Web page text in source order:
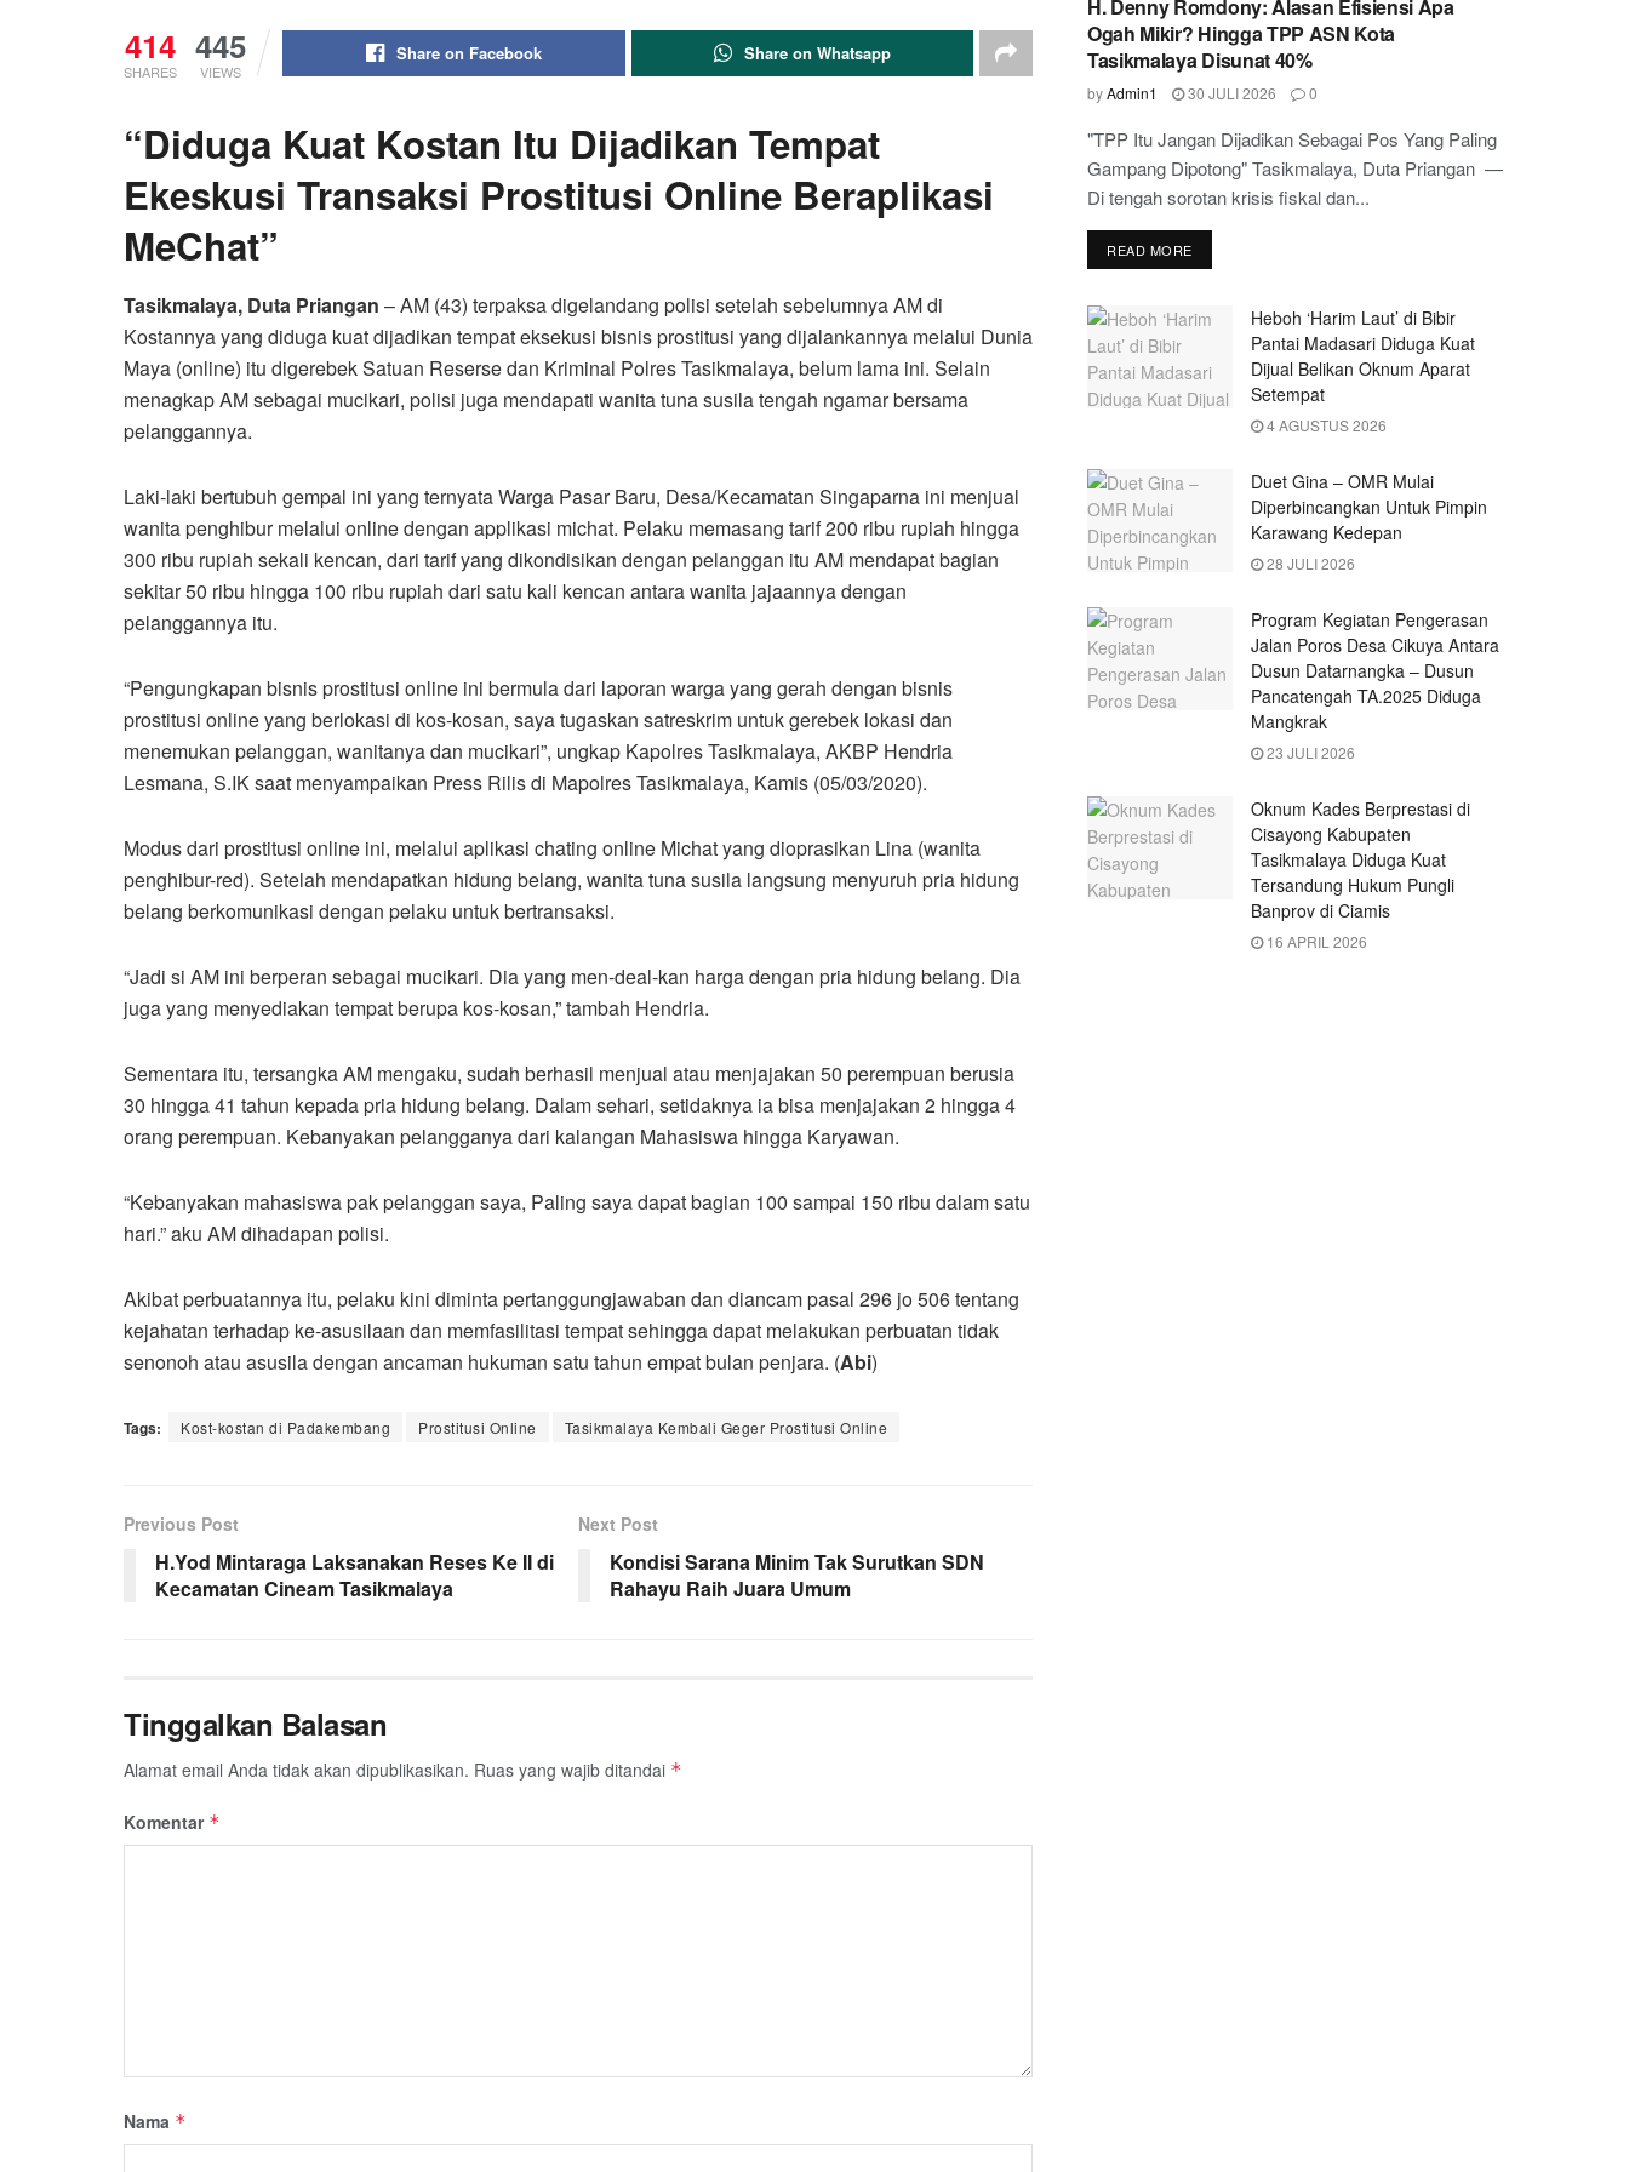
414
SHARES
445
VIEWS
Share on Facebook Share on Whatsapp
“Diduga Kuat Kostan Itu Dijadikan Tempat
Ekeskusi Transaksi Prostitusi Online Beraplikasi
MeChat”
Tasikmalaya, Duta Priangan – AM (43) terpaksa digelandang polisi setelah sebelumnya AM di
Kostannya yang diduga kuat dijadikan tempat eksekusi bisnis prostitusi yang dijalankannya melalui Dunia
Maya (online) itu digerebek Satuan Reserse dan Kriminal Polres Tasikmalaya, belum lama ini. Selain
menagkap AM sebagai mucikari, polisi juga mendapati wanita tuna susila tengah ngamar bersama
pelanggannya.
Laki-laki bertubuh gempal ini yang ternyata Warga Pasar Baru, Desa/Kecamatan Singaparna ini menjual
wanita penghibur melalui online dengan applikasi michat. Pelaku memasang tarif 200 ribu rupiah hingga
300 ribu rupiah sekali kencan, dari tarif yang dikondisikan dengan pelanggan itu AM mendapat bagian
sekitar 50 ribu hingga 100 ribu rupiah dari satu kali kencan antara wanita jajaannya dengan
pelanggannya itu.
“Pengungkapan bisnis prostitusi online ini bermula dari laporan warga yang gerah dengan bisnis
prostitusi online yang berlokasi di kos-kosan, saya tugaskan satreskrim untuk gerebek lokasi dan
menemukan pelanggan, wanitanya dan mucikari”, ungkap Kapolres Tasikmalaya, AKBP Hendria
Lesmana, S.IK saat menyampaikan Press Rilis di Mapolres Tasikmalaya, Kamis (05/03/2020).
Modus dari prostitusi online ini, melalui aplikasi chating online Michat yang dioprasikan Lina (wanita
penghibur-red). Setelah mendapatkan hidung belang, wanita tuna susila langsung menyuruh pria hidung
belang berkomunikasi dengan pelaku untuk bertransaksi.
“Jadi si AM ini berperan sebagai mucikari. Dia yang men-deal-kan harga dengan pria hidung belang. Dia
juga yang menyediakan tempat berupa kos-kosan,” tambah Hendria.
Sementara itu, tersangka AM mengaku, sudah berhasil menjual atau menjajakan 50 perempuan berusia
30 hingga 41 tahun kepada pria hidung belang. Dalam sehari, setidaknya ia bisa menjajakan 2 hingga 4
orang perempuan. Kebanyakan pelangganya dari kalangan Mahasiswa hingga Karyawan.
“Kebanyakan mahasiswa pak pelanggan saya, Paling saya dapat bagian 100 sampai 150 ribu dalam satu
hari.” aku AM dihadapan polisi.
Akibat perbuatannya itu, pelaku kini diminta pertanggungjawaban dan diancam pasal 296 jo 506 tentang
kejahatan terhadap ke-asusilaan dan memfasilitasi tempat sehingga dapat melakukan perbuatan tidak
senonoh atau asusila dengan ancaman hukuman satu tahun empat bulan penjara. (Abi)
Tags: Kost-kostan di Padakembang Prostitusi Online Tasikmalaya Kembali Geger Prostitusi Online
Previous Post
H.Yod Mintaraga Laksanakan Reses Ke II di
Kecamatan Cineam Tasikmalaya
Next Post
Kondisi Sarana Minim Tak Surutkan SDN
Rahayu Raih Juara Umum
Tinggalkan Balasan
Alamat email Anda tidak akan dipublikasikan. Ruas yang wajib ditandai *
Komentar *
Nama *
H. Denny Romdony: Alasan Efisiensi Apa
Ogah Mikir? Hingga TPP ASN Kota
Tasikmalaya Disunat 40%
byAdmin1 30 JULI 2026 0
"TPP Itu Jangan Dijadikan Sebagai Pos Yang Paling
Gampang Dipotong" Tasikmalaya, Duta Priangan —
Di tengah sorotan krisis fiskal dan...
READ MORE
Heboh ‘Harim Laut’ di Bibir
Pantai Madasari Diduga Kuat
Dijual Belikan Oknum Aparat
Setempat
4 AGUSTUS 2026
Duet Gina – OMR Mulai
Diperbincangkan Untuk Pimpin
Karawang Kedepan
28 JULI 2026
Program Kegiatan Pengerasan
Jalan Poros Desa Cikuya Antara
Dusun Datarnangka – Dusun
Pancatengah TA.2025 Diduga
Mangkrak
23 JULI 2026
Oknum Kades Berprestasi di
Cisayong Kabupaten
Tasikmalaya Diduga Kuat
Tersandung Hukum Pungli
Banprov di Ciamis
16 APRIL 2026